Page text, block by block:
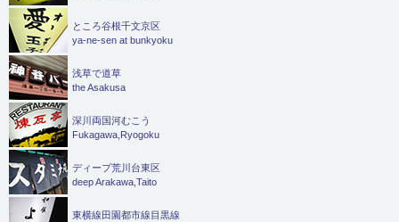
ところ谷根千文京区
ya-ne-sen at bunkyoku
浅草で道草
the Asakusa
深川両国河むこう
Fukagawa,Ryogoku
ディープ荒川台東区
deep Arakawa,Taito
東横線田園都市線目黒線